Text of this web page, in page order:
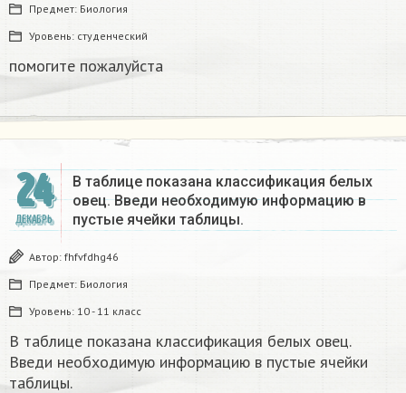
Предмет: Биология
Уровень: студенческий
помогите пожалуйста ​
24
ДЕКАБРЬ
В таблице показана классификация белых
овец. Введи необходимую информацию в
пустые ячейки таблицы.​
Автор: fhfvfdhg46
Предмет: Биология
Уровень: 10 - 11 класс
В таблице показана классификация белых овец.
Введи необходимую информацию в пустые ячейки
таблицы.​